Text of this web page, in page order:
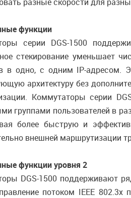
функции
серии DGS-1500
стекирование уменьшает
в одно, с одним IP-адресом.
архитектуру без
Коммутаторы серии
группами пользователей в
более быструю и
внешней маршрутизации
функции уровня 2
DGS-1500 поддерживают
потоком IEEE